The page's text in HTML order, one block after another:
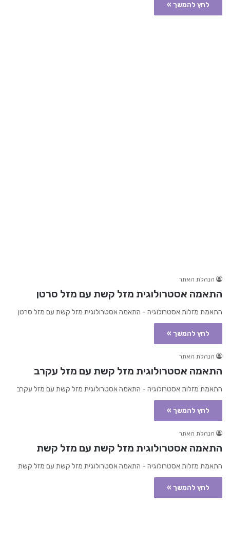
לחץ להמשך »
הנהלת האתר
התאמה אסטרולוגית מזל קשת עם מזל סרטן
התאמת מזלות אסטרולוגיה - התאמה אסטרולוגית מזל קשת עם מזל סרטן
לחץ להמשך »
הנהלת האתר
התאמה אסטרולוגית מזל קשת עם מזל עקרב
התאמת מזלות אסטרולוגיה - התאמה אסטרולוגית מזל קשת עם מזל עקרב
לחץ להמשך »
הנהלת האתר
התאמה אסטרולוגית מזל קשת עם מזל קשת
התאמת מזלות אסטרולוגיה - התאמה אסטרולוגית מזל קשת עם מזל קשת
לחץ להמשך »